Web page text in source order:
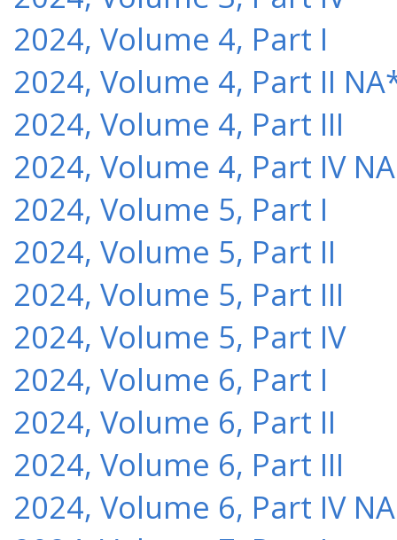
2024, Volume 4, Part I
2024, Volume 4, Part II
2024, Volume 4, Part III
2024, Volume 4, Part IV NA
2024, Volume 5, Part I
2024, Volume 5, Part II
2024, Volume 5, Part III
2024, Volume 5, Part IV
2024, Volume 6, Part I
2024, Volume 6, Part II
2024, Volume 6, Part III
2024, Volume 6, Part IV NA